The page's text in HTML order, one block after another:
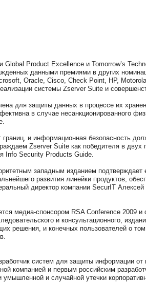
Product Excellence и Tomorrow’s
данными премиями в других
Oracle, Cisco, Check Point, HP,
системы Zserver Suite и
для защиты данных в процессе их
в случае несанкционированного
и информационная безопасность
Zserver Suite как победителя в двух
Info Security Products Guide.
западным изданием подтверждает
развития линейки продуктов,
директор компании SecurIT Алексей
медиа-спонсором RSA Conference 2009
и консультационного,
решения, и конечных пользователей о
систем для защиты информации от
компанией и первым российским
умышленной и случайной утечки